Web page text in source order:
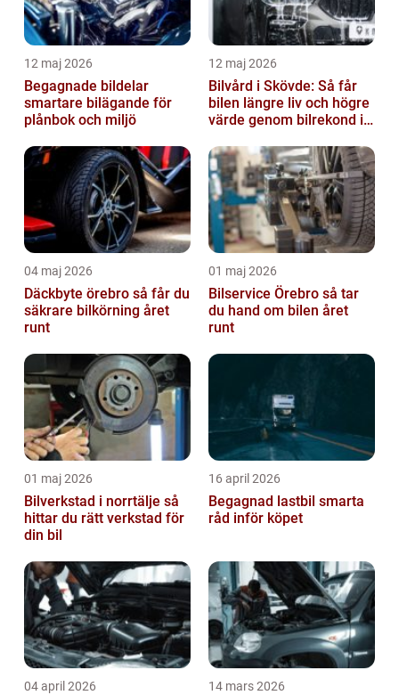
12 maj 2026
Begagnade bildelar
smartare bilägande för
plånbok och miljö
12 maj 2026
Bilvård i Skövde: Så får
bilen längre liv och högre
värde genom bilrekond i
04 maj 2026
Däckbyte örebro så får du
säkrare bilkörning året
runt
01 maj 2026
Bilservice Örebro så tar
du hand om bilen året
runt
01 maj 2026
Bilverkstad i norrtälje så
hittar du rätt verkstad för
din bil
16 april 2026
Begagnad lastbil smarta
råd inför köpet
04 april 2026 14 mars 2026